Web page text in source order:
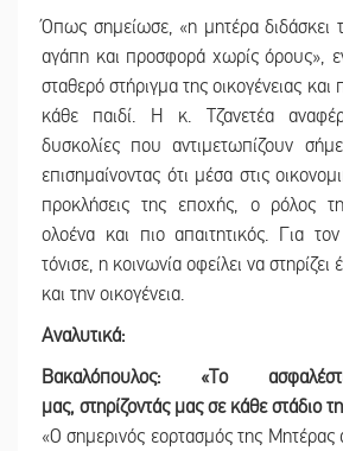
Όπως σημείωσε, «η μητέρα διδάσκει
αγάπη και προσφορά χωρίς όρους»,
σταθερό στήριγμα της οικογένειας
κάθε παιδί. Η κ. Τζανετέα
δυσκολίες που αντιμετωπίζουν
επισημαίνοντας ότι μέσα στις
προκλήσεις της εποχής, ο ρόλος
ολοένα και πιο απαιτητικός. Για
τόνισε, η κοινωνία οφείλει να
και την οικογένεια.
Αναλυτικά:
Βακαλόπουλος: «Το
μας, στηρίζοντάς μας σε κάθε στάδιο
«Ο σημερινός εορτασμός της Μητέρας